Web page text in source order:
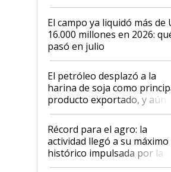
El campo ya liquidó más de
16.000 millones en 2026:
pasó en julio
El petróleo desplazó a la
harina de soja como
producto exportado, y aún
el agro aportó casi seis de
diez dólares y sostuvo el
liderazgo en un semestre
récord
Récord para el agro: la
actividad llegó a su máximo
histórico impulsada por la
cosecha y las exportaciones